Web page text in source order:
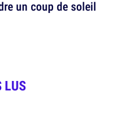
un coup de soleil
LUS